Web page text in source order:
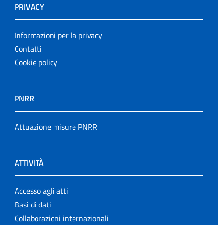
PRIVACY
Informazioni per la privacy
Contatti
Cookie policy
PNRR
Attuazione misure PNRR
ATTIVITÀ
Accesso agli atti
Basi di dati
Collaborazioni internazionali